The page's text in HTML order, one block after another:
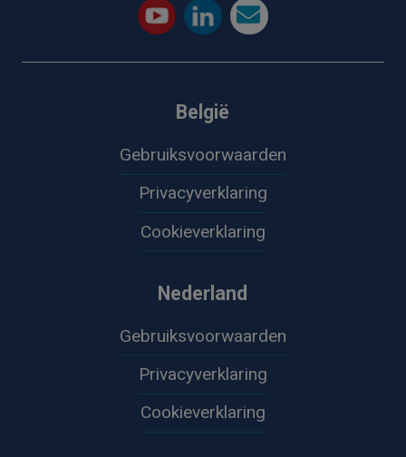
België
Gebruiksvoorwaarden
Privacyverklaring
Cookieverklaring
Nederland
Gebruiksvoorwaarden
Privacyverklaring
Cookieverklaring